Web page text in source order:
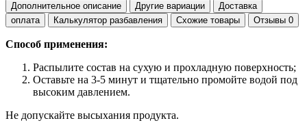
Дополнительное описание Другие вариации
Доставка
оплата
Калькулятор разбавления Схожие товары Отзывы 0
Способ применения:
Распылите состав на сухую и прохладную поверхность;
Оставьте на 3-5 минут и тщательно промойте водой под
высоким давлением.
Не допускайте высыхания продукта.